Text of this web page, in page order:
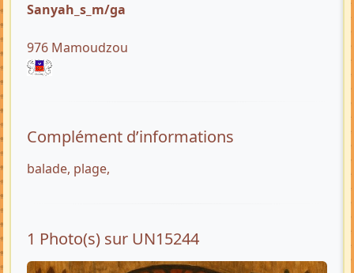
Sanyah_s_m/ga
976 Mamoudzou
Complément d’informations
balade, plage,
1 Photo(s) sur UN15244